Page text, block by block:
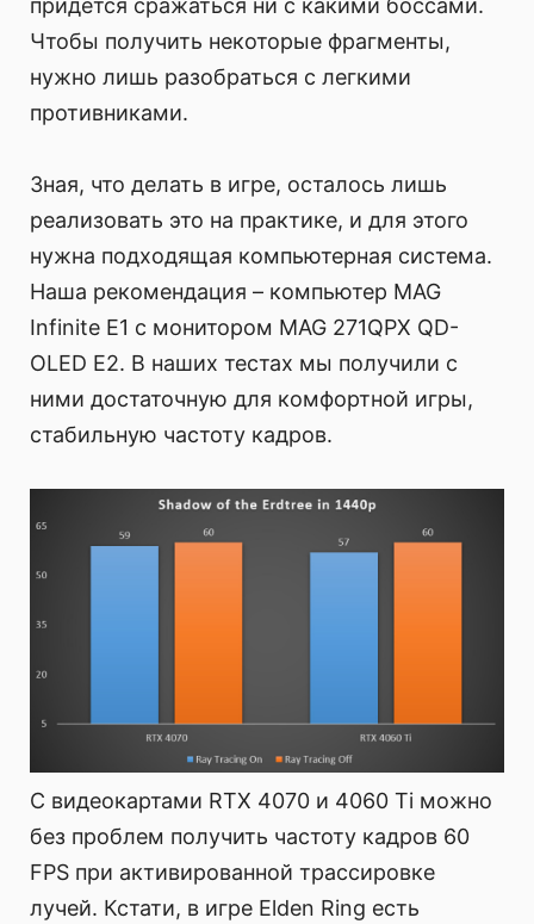
придется сражаться ни с какими боссами.
Чтобы получить некоторые фрагменты,
нужно лишь разобраться с легкими
противниками.
Зная, что делать в игре, осталось лишь
реализовать это на практике, и для этого
нужна подходящая компьютерная система.
Наша рекомендация – компьютер MAG
Infinite E1 с монитором MAG 271QPX QD-
OLED E2. В наших тестах мы получили с
ними достаточную для комфортной игры,
стабильную частоту кадров.
С видеокартами RTX 4070 и 4060 Ti можно
без проблем получить частоту кадров 60
FPS при активированной трассировке
лучей. Кстати, в игре Elden Ring есть